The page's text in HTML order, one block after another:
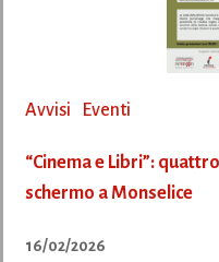
Avvisi Eventi
“Cinema e Libri”:
schermo a Monselice
16/02/2026